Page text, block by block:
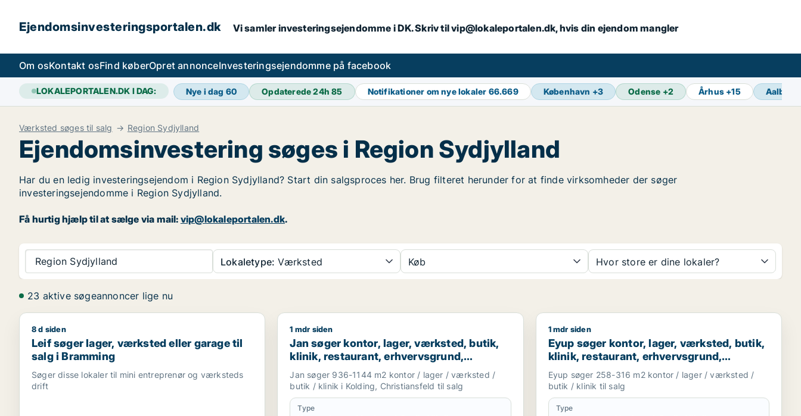
Ejendomsinvesteringsportalen.dk Vi samler investeringsejendomme i DK. Skriv til vip@lokaleportalen.dk, hvis din ejendom mangler
Om osKontakt osFind køberOpret annonceInvesteringsejendomme på facebook
LOKALEPORTALEN.DK I DAG: Nye i dag 60 Opdaterede 24h85 Notifikationer om nye lokaler 66.669 København +3 Odense +2 Århus +15 Aalborg
Værksted søges til salg Region Sydjylland
Ejendomsinvestering søges i Region Sydjylland
Har du en ledig investeringsejendom i Region Sydjylland? Start din salgsproces her. Brug filteret herunder for at finde virksomheder der søger
investeringsejendomme i Region Sydjylland.
Få hurtig hjælp til at sælge via mail: vip@lokaleportalen.dk.
Region Sydjylland Lokaletype: Værksted Køb Hvor store er dine lokaler?
23 aktive søgeannoncer lige nu
Leif søger lager, værksted eller garage til salg i Bramming
8 d siden
Leif søger lager, værksted eller garage til
salg i Bramming
Søger disse lokaler til mini entreprenør og værksteds
drift
Jan søger kontor, lager, værksted, butik, klinik, restaurant, erhvervsgrund, boligudlejningsejendom, hotel,
1 mdr siden
Jan søger kontor, lager, værksted, butik,
klinik, restaurant, erhvervsgrund,
boligudlejningsejendom, hotel,
produktionslokaler eller garage til salg i
Kolding eller Christiansfeld
Jan søger 936-1144 m2 kontor / lager / værksted /
butik / klinik i Kolding, Christiansfeld til salg
Type
Eyup søger kontor, lager, værksted, butik, klinik,
1 mdr siden
Eyup søger kontor, lager, værksted, butik,
klinik, restaurant, erhvervsgrund,
boligudlejningsejendom, hotel,
produktionslokaler eller garage til salg i
Esbjerg Centrum, Esbjerg Ø eller Esbjerg
N m.fl.
Eyup søger 258-316 m2 kontor / lager / værksted /
butik / klinik til salg
Type